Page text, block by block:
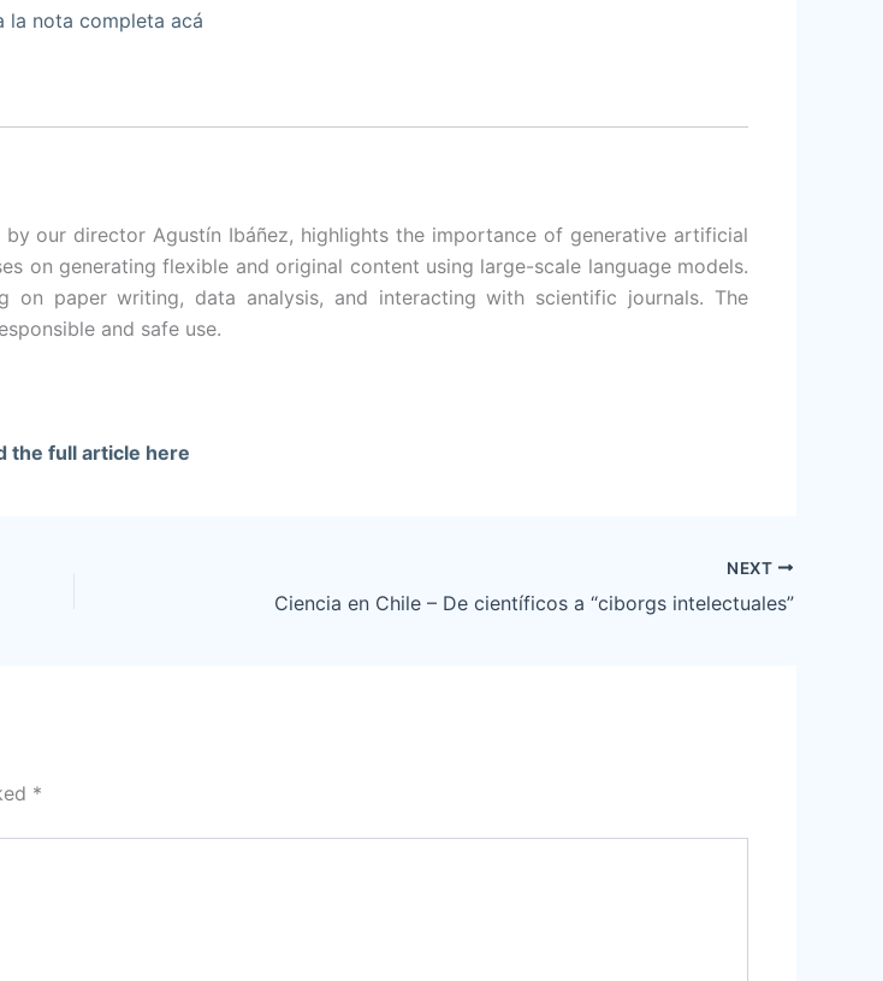
la nota completa acá
our director Agustín Ibáñez, highlights the importance of generative artificial
on generating flexible and original content using large-scale language models.
paper writing, data analysis, and interacting with scientific journals. The
and safe use.
the full article here
NEXT
Ciencia en Chile – De científicos a “ciborgs intelectuales”
*